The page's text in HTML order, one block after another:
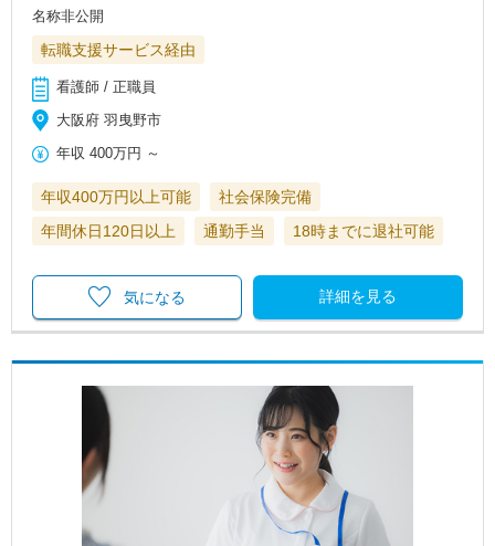
名称非公開
転職支援サービス経由
看護師 / 正職員
大阪府 羽曳野市
年収 400万円 ～
年収400万円以上可能
社会保険完備
年間休日120日以上
通勤手当 18時までに退社可能
詳細を見る
気になる